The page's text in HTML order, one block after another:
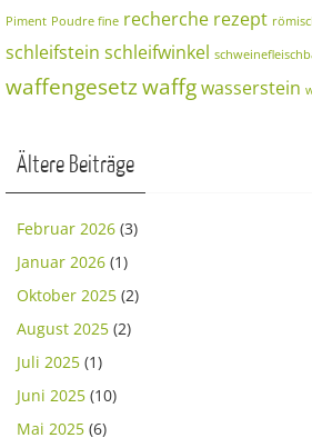
Piment Poudre fine recherche rezept
schleifstein schleifwinkel
waffengesetzwaffgwasserstein
Ältere Beiträge
Februar 2026 (3)
Januar 2026 (1)
Oktober 2025 (2)
August 2025 (2)
Juli 2025 (1)
Juni 2025 (10)
Mai 2025 (6)